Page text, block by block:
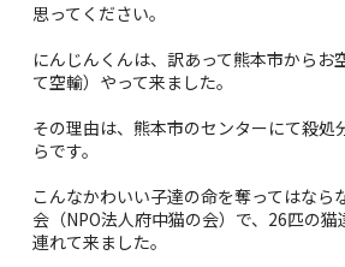
思ってください。
にんじんくんは、訳あって熊本市からお
て空輸）やって来ました。
その理由は、熊本市のセンターにて殺処
らです。
こんなかわいい子達の命を奪ってはなら
会（NPO法人府中猫の会）で、26匹の
連れて来ました。